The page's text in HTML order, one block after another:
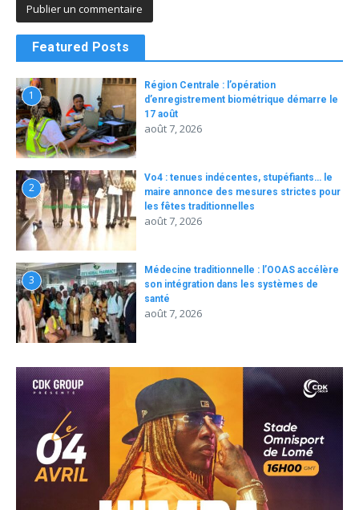
Featured Posts
1
Région Centrale : l’opération
d’enregistrement biométrique démarre le
17 août
août 7, 2026
2
Vo4 : tenues indécentes, stupéfiants… le
maire annonce des mesures strictes pour
les fêtes traditionnelles
août 7, 2026
3
Médecine traditionnelle : l’OOAS accélère
son intégration dans les systèmes de
santé
août 7, 2026